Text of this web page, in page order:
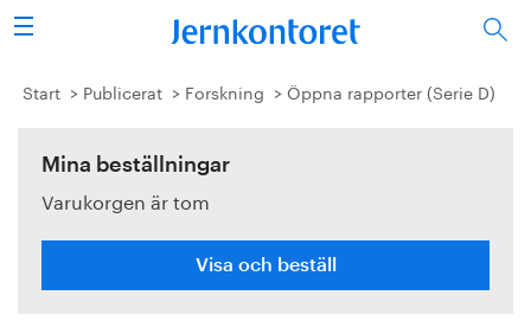
Sök
Stålindustrin
Vision 2050
Forskning/utbildning
Start Publicerat Forskning Öppna rapporter (Serie D)
Mina beställningar
Varukorgen är tom
Visa och beställ